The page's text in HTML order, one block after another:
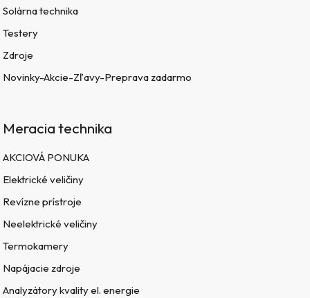
Solárna technika
Testery
Zdroje
Novinky-Akcie-Zľavy-Preprava zadarmo
Meracia technika
AKCIOVÁ PONUKA
Elektrické veličiny
Revízne prístroje
Neelektrické veličiny
Termokamery
Napájacie zdroje
Analyzátory kvality el. energie